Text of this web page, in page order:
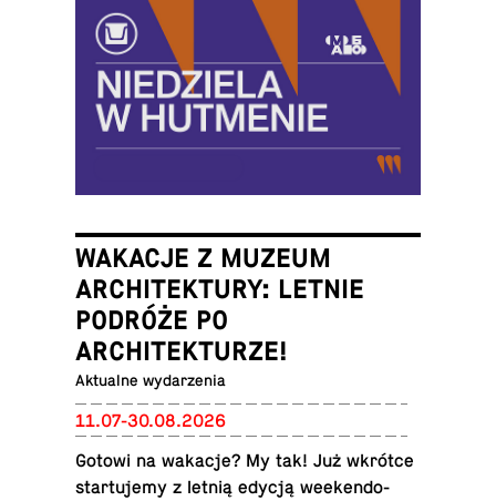
WAKACJE Z MUZEUM
ARCHITEKTURY: LETNIE
PODRÓŻE PO
ARCHITEKTURZE!
Ak­tu­al­ne wydarzenia
11.07-30.08.2026
Gotowi na wakacje? My tak! Już wkrótce
star­tu­je­my z letnią edycją week­en­do­